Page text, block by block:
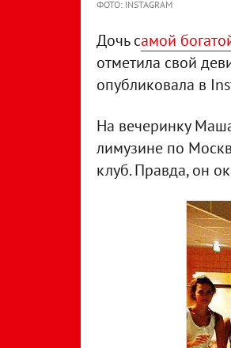
ФОТО: INSTAGRAM
Дочь самой
отметила свой
опубликовала в
На вечеринку
лимузине по
клуб. Правда, он